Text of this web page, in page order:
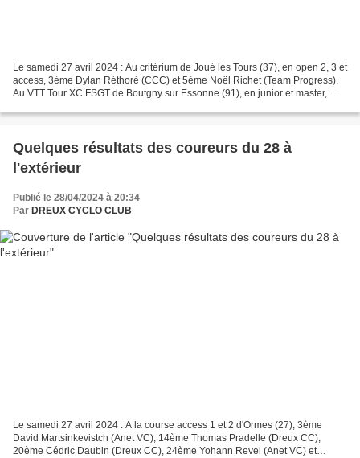
Le samedi 27 avril 2024 : Au critérium de Joué les Tours (37), en open 2, 3 et
access, 3ème Dylan Réthoré (CCC) et 5ème Noël Richet (Team Progress).
Au VTT Tour XC FSGT de Boutgny sur Essonne (91), en junior et master,
Quelques résultats des coureurs du 28 à
l'extérieur
Publié le 28/04/2024 à 20:34
Par DREUX CYCLO CLUB
Le samedi 27 avril 2024 : A la course access 1 et 2 d'Ormes (27), 3ème
David Martsinkevistch (Anet VC), 14ème Thomas Pradelle (Dreux CC),
20ème Cédric Daubin (Dreux CC), 24ème Yohann Revel (Anet VC) et